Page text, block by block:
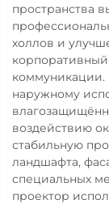
пространства
холлов и
коммуникации.
наружному
воздействию
стабильную
ландшафта,
специальных
проектор